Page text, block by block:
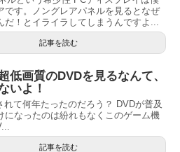
です。ノングレアパネルを見るとなぜ
だ！とイライラしてしまうんですよ...
記事を読む
低画質のDVDを見るなんて、
いよ！
れて何年たったのだろう？ DVDが普及
になったのは紛れもなくこのゲーム機
記事を読む